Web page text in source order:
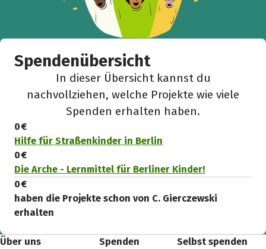
Spendenübersicht
In dieser Übersicht kannst du
nachvollziehen, welche Projekte wie viele
Spenden erhalten haben.
0 €
Hilfe für Straßenkinder in Berlin
0 €
Die Arche - Lernmittel für Berliner Kinder!
0 €
haben die Projekte schon von C. Gierczewski
erhalten
Über uns
Spenden
Selbst spenden